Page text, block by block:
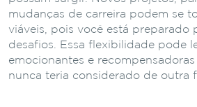
mudanças de carreira podem se
viáveis, pois você está preparado
desafios. Essa flexibilidade pode
emocionantes e
nunca teria considerado de outra